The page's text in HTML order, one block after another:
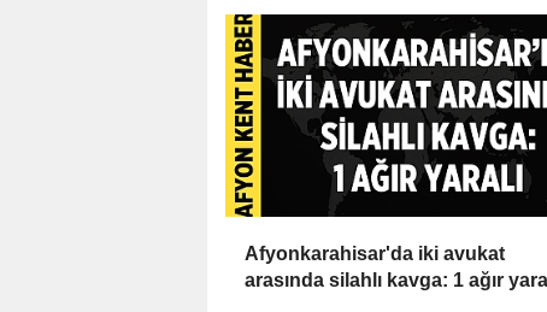
Afyonkarahisar'da iki avukat
arasında silahlı kavga: 1 ağır